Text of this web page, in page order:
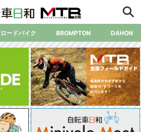
ロードバイク BROMPTON DAHON